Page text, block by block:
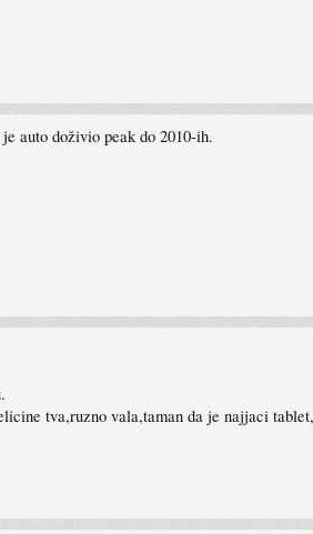
auto doživio peak do 2010-ih.
tva,ruzno vala,taman da je najjaci